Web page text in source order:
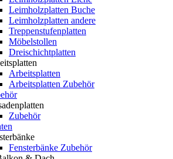
Leimholzplatten Buche
Leimholzplatten andere
Treppenstufenplatten
Möbelstollen
Dreischichtplatten
Arbeitsplatten
Arbeitsplatten Zubehör
Zubehör
Fensterbänke Zubehör